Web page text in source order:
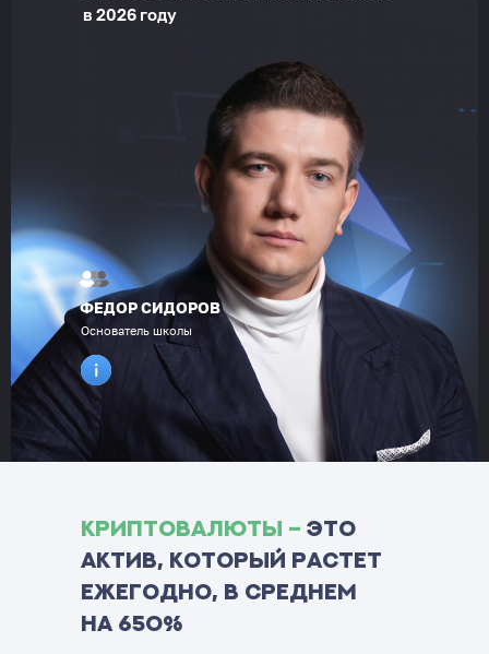
в 2026 году
ФЕДОР СИДОРОВ
Основатель школы
Криптовалюты – это
актив, который растет
ежегодно, в среднем
на 650%